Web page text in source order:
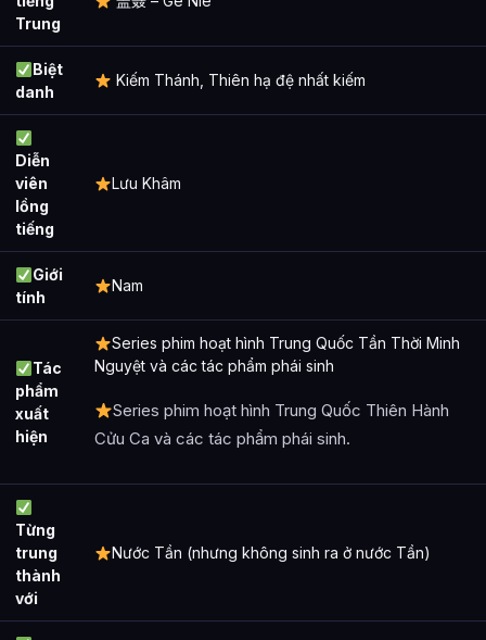
Câu Hỏi Thường Gặp
Thông tin về Cái Nhiếp được tổng hợp từ đâu?
Trung
Biệt
danh
Kiếm Thánh, Thiên hạ đệ nhất kiếm
Diễn
viên
lồng
tiếng
Lưu Khâm
Giới
tính
Nam
Tác
phẩm
xuất
hiện
Series phim hoạt hình Trung Quốc Tần Thời Minh
Nguyệt và các tác phẩm phái sinh
Series phim hoạt hình Trung Quốc Thiên Hành
Cửu Ca và các tác phẩm phái sinh.
Từng
trung
thành
với
Nước Tần (nhưng không sinh ra ở nước Tần)